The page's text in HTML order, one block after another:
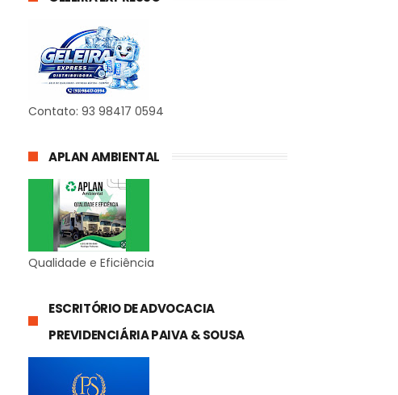
Contato: 93 98417 0594
APLAN AMBIENTAL
Qualidade e Eficiência
ESCRITÓRIO DE ADVOCACIA
PREVIDENCIÁRIA PAIVA & SOUSA